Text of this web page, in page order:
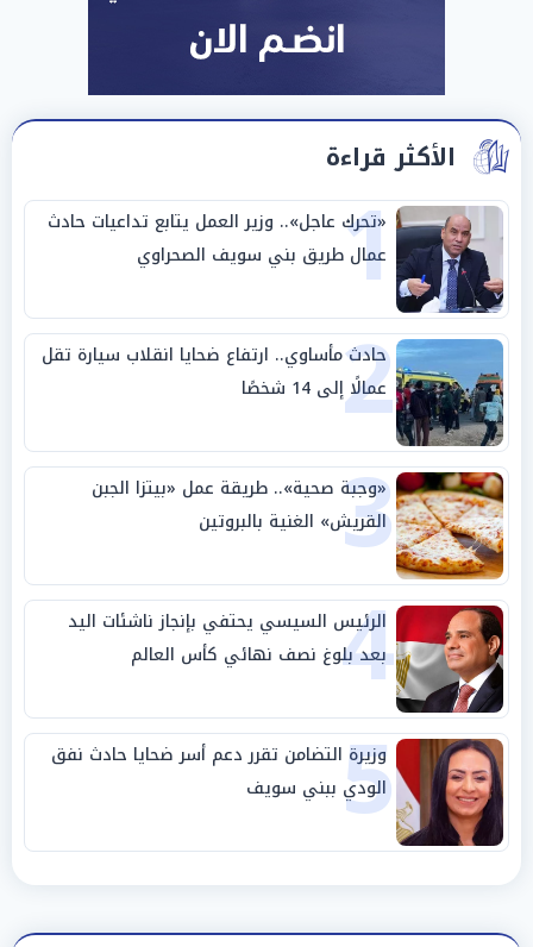
الأكثر قراءة
1
«تحرك عاجل».. وزير العمل يتابع تداعيات حادث
عمال طريق بني سويف الصحراوي
2
حادث مأساوي.. ارتفاع ضحايا انقلاب سيارة تقل
عمالًا إلى 14 شخصًا
3
«وجبة صحية».. طريقة عمل «بيتزا الجبن
القريش» الغنية بالبروتين
4
الرئيس السيسي يحتفي بإنجاز ناشئات اليد
بعد بلوغ نصف نهائي كأس العالم
5
وزيرة التضامن تقرر دعم أسر ضحايا حادث نفق
الودي ببني سويف